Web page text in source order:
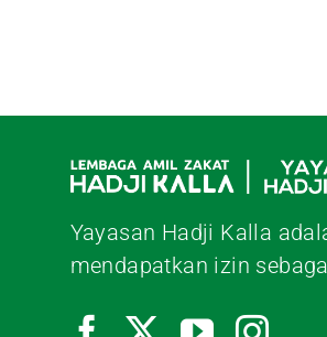
Yayasan Hadji Kalla
mendapatkan izin